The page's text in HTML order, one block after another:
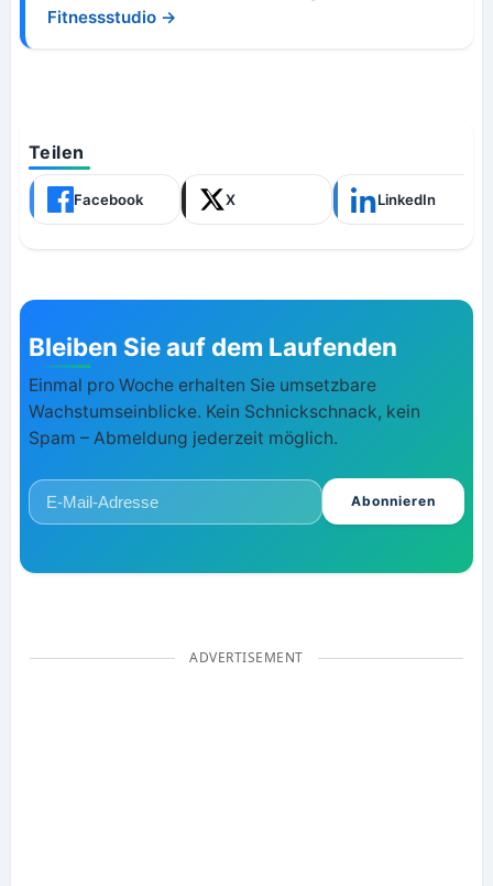
Fitnessstudio →
Teilen
Facebook X LinkedIn
Bleiben Sie auf dem Laufenden
Einmal pro Woche erhalten Sie umsetzbare
Wachstumseinblicke. Kein Schnickschnack, kein
Spam – Abmeldung jederzeit möglich.
Abonnieren
ADVERTISEMENT